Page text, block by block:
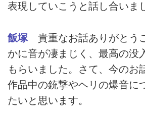
表現していこうと話し合いま
飯塚貴重なお話ありがとう
かに音が凄まじく、最高の没
もらいました。さて、今のお
作品中の銃撃やヘリの爆音に
たいと思います。